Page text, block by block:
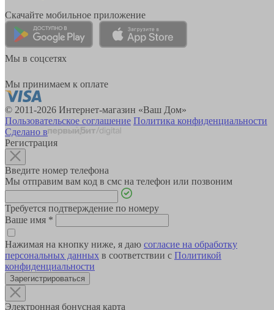
Скачайте мобильное приложение
Мы в соцсетях
Мы принимаем к оплате
© 2011-2026 Интернет-магазин «Ваш Дом»
Пользовательское соглашение Политика конфиденциальности
Сделано в
Регистрация
Введите номер телефона
Мы отправим вам код в смс на телефон или позвоним
Требуется подтверждение по номеру
Ваше имя *
Нажимая на кнопку ниже, я даю согласие на обработку
персональных данных в соответствии с Политикой
конфиденциальности
Зарегистрироваться
Электронная бонусная карта